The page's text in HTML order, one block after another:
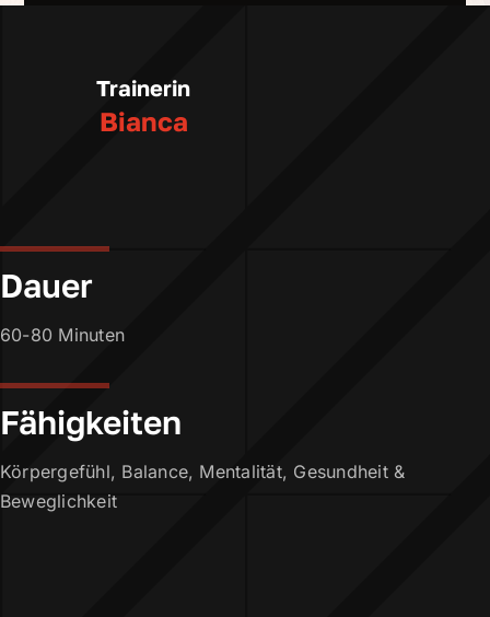
Dauer
60-80 Minuten
Fähigkeiten
Körpergefühl, Balance, Mentalität, Gesundheit &
Beweglichkeit
Trainerin
Bianca